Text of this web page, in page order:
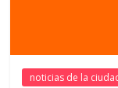
noticias de la